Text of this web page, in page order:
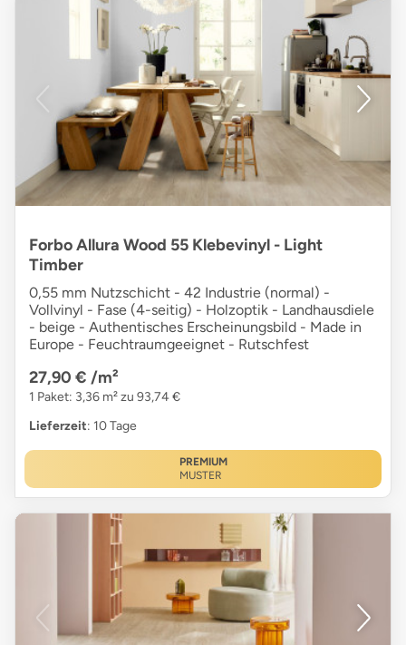
Forbo Allura Wood 55 Klebevinyl - Light
Timber
0,55 mm Nutzschicht - 42 Industrie (normal) -
Vollvinyl - Fase (4-seitig) - Holzoptik - Landhausdiele
- beige - Authentisches Erscheinungsbild - Made in
Europe - Feuchtraumgeeignet - Rutschfest
27,90 € /m²
1 Paket: 3,36 m² zu 93,74 €
Lieferzeit: 10 Tage
PREMIUM
MUSTER